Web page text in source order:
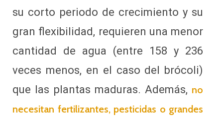
su corto periodo de crecimiento y su
gran flexibilidad, requieren una menor
cantidad de agua (entre 158 y 236
veces menos, en el caso del brócoli)
que las plantas maduras. Además, no
necesitan fertilizantes, pesticidas o grandes